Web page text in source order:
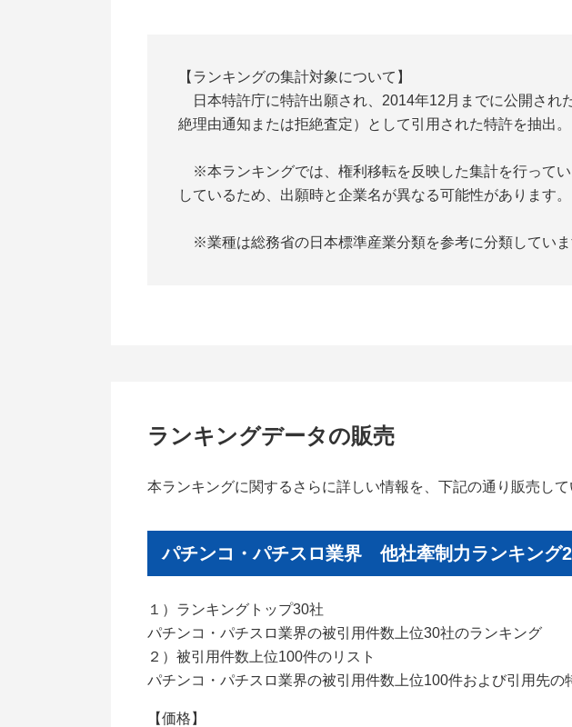
【ランキングの集計対象について】
日本特許庁に特許出願され、2014年12月までに公開され
絶理由通知または拒絶査定）として引用された特許を抽出。
※本ランキングでは、権利移転を反映した集計を行って
しているため、出願時と企業名が異なる可能性があります。
※業種は総務省の日本標準産業分類を参考に分類していま
ランキングデータの販売
本ランキングに関するさらに詳しい情報を、下記の通り販売して
パチンコ・パチスロ業界 他社牽制力ランキン
１）ランキングトップ30社
パチンコ・パチスロ業界の被引用件数上位30社のランキング
２）被引用件数上位100件のリスト
パチンコ・パチスロ業界の被引用件数上位100件および引用先の
【価格】